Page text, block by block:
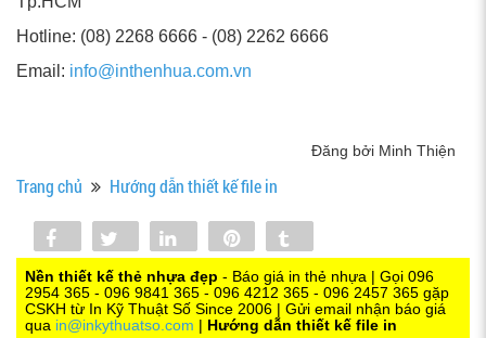
Hotline: (08) 2268 6666 - (08) 2262 6666
Email: info@inthenhua.com.vn
Đăng bởi Minh Thiện
Trang chủ Hướng dẫn thiết kế file in
Share Tweet Share
0
Nền thiết kế thẻ nhựa đẹp - Báo giá in thẻ nhựa | Gọi 096
2954 365 - 096 9841 365 - 096 4212 365 - 096 2457 365 gặp
CSKH từ In Kỹ Thuật Số Since 2006 | Gửi email nhận báo giá
qua in@inkythuatso.com | Hướng dẫn thiết kế file in